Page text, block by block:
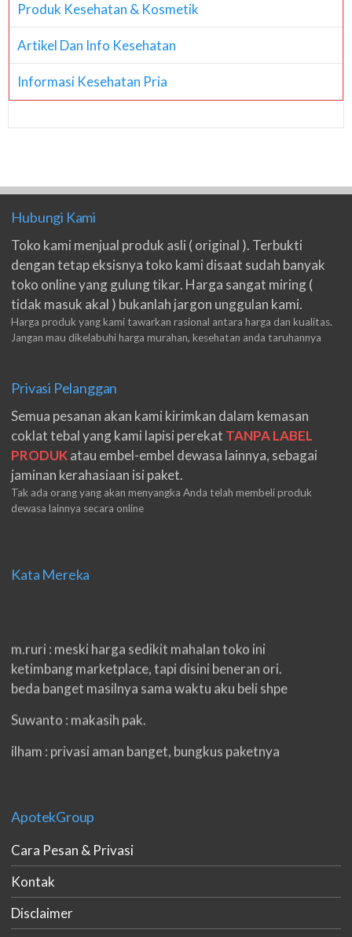
Produk Kesehatan & Kosmetik
Artikel Dan Info Kesehatan
Informasi Kesehatan Pria
Hubungi Kami
Toko kami menjual produk asli ( original ). Terbukti
dengan tetap eksisnya toko kami disaat sudah banyak
toko online yang gulung tikar. Harga sangat miring (
tidak masuk akal ) bukanlah jargon unggulan kami.
Harga produk yang kami tawarkan rasional antara harga dan kualitas.
Jangan mau dikelabuhi harga murahan, kesehatan anda taruhannya
Privasi Pelanggan
Semua pesanan akan kami kirimkan dalam kemasan
coklat tebal yang kami lapisi perekat TANPA LABEL
PRODUKatau embel-embel dewasa lainnya, sebagai
jaminan kerahasiaan isi paket.
Tak ada orang yang akan menyangka Anda telah membeli produk
dewasa lainnya secara online
Kata Mereka
ketimbang marketplace, tapi disini beneran ori.
beda banget masilnya sama waktu aku beli shpe
Suwanto : makasih pak.
ilham : privasi aman banget, bungkus paketnya
double. beneran sama sekali tidak ada nama
gan. cpet bgt
h.dzowi : ampuh mas kamu punya viagra, saya
kasih bintang 5 pokoknya. oh iya mas, napa tidak
jual di shopee?
bgus irwan : baru tambah 2 cm, tpy ini bru make 3
ApotekGroup
Cara Pesan & Privasi
Kontak
Disclaimer